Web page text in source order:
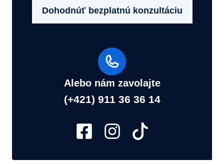
Dohodnúť bezplatnú konzultáciu
Alebo nám zavolajte
(+421) 911 36 36 14